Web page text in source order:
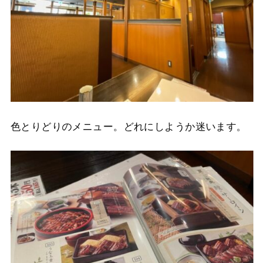
色とりどりのメニュー。どれにしようか迷います。